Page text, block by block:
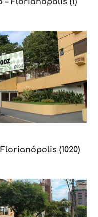
– Florianópolis (1)
(1020)